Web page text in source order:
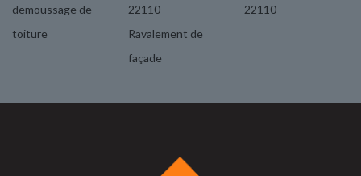
demoussage de
toiture
22110
Ravalement de
façade
22110